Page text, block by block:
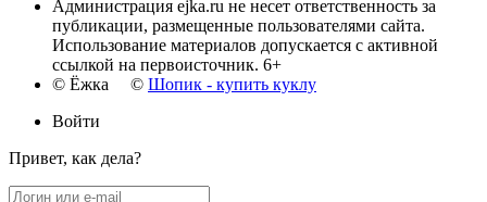
Администрация ejka.ru не несет ответственность за
публикации, размещенные пользователями сайта.
Использование материалов допускается с активной
ссылкой на первоисточник. 6+
© Ёжка © Шопик - купить куклу
Войти
Привет, как дела?